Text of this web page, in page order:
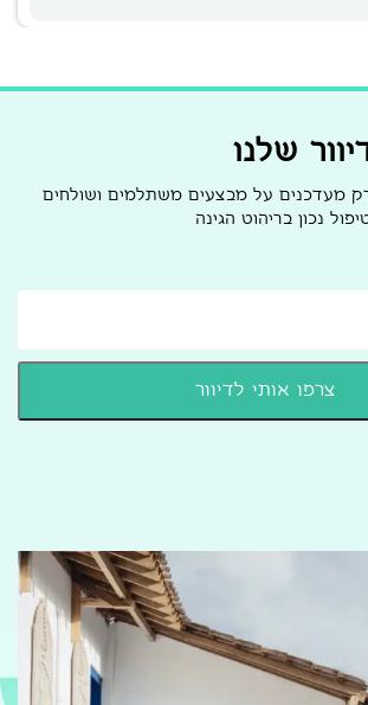
שלנו
מעדכנים על מבצעים משתלמים ושולחים
נכון בריהוט הגינה